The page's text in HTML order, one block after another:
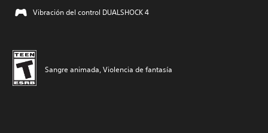
Vibración del control DUALSHOCK 4
Sangre animada, Violencia de fantasía